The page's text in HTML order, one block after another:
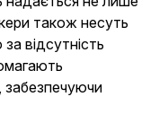
також несуть
відсутність
забезпечуючи